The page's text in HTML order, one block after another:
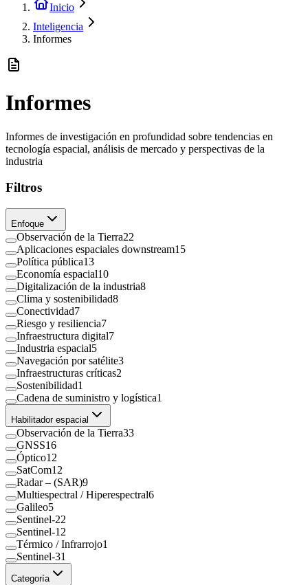
Inicio
Inteligencia
Informes
Informes
Informes de investigación en profundidad sobre tendencias en
tecnología espacial, análisis de mercado y perspectivas de la
industria
Filtros
Enfoque
Observación de la Tierra22
Aplicaciones espaciales downstream15
Política pública13
Economía espacial10
Digitalización de la industria8
Clima y sostenibilidad8
Conectividad7
Riesgo y resiliencia7
Infraestructura digital7
Industria espacial5
Navegación por satélite3
Infraestructuras críticas2
Sostenibilidad1
Cadena de suministro y logística1
Habilitador espacial
Observación de la Tierra33
GNSS16
Óptico12
SatCom12
Radar – (SAR)9
Multiespectral / Hiperespectral6
Galileo5
Sentinel-22
Sentinel-1 2
Térmico / Infrarrojo1
Sentinel-31
Categoría